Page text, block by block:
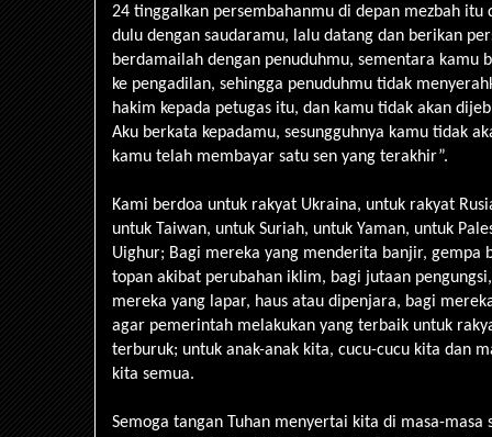
24 tinggalkan persembahanmu di depan mezbah
dulu dengan saudaramu, lalu datang dan berikan
berdamailah dengan penuduhmu, sementara kamu
ke pengadilan, sehingga penuduhmu tidak
hakim kepada petugas itu, dan kamu tidak akan
Aku berkata kepadamu, sesungguhnya kamu tidak
kamu telah membayar satu sen yang terakhir”.
Kami berdoa untuk rakyat Ukraina, untuk rakyat
untuk Taiwan, untuk Suriah, untuk Yaman, untuk
Uighur; Bagi mereka yang menderita banjir, gempa
topan akibat perubahan iklim, bagi jutaan
mereka yang lapar, haus atau dipenjara, bagi
agar pemerintah melakukan yang terbaik untuk
terburuk; untuk anak-anak kita, cucu-cucu kita dan
kita semua.
Semoga tangan Tuhan menyertai kita di masa-